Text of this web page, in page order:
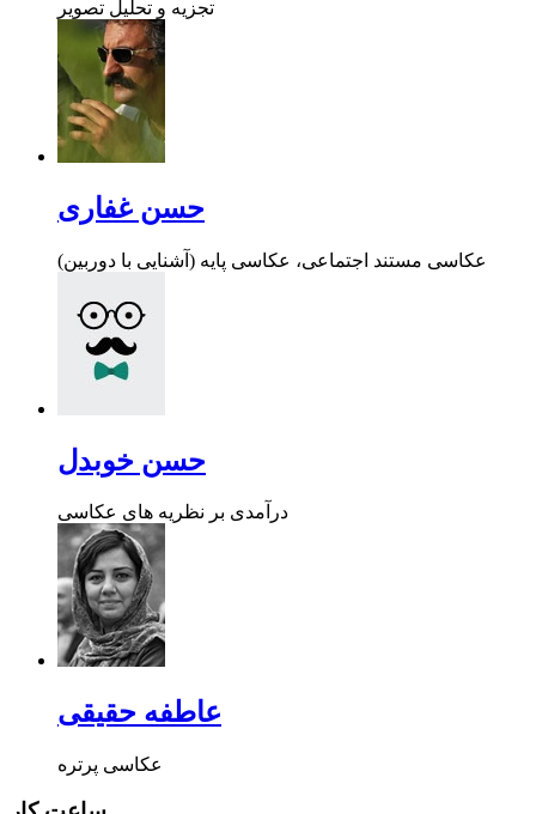
تجزیه و تحلیل تصویر
حسن غفاری
عکاسی مستند اجتماعی، عکاسی پایه (آشنایی با دوربین)
حسن خوبدل
درآمدی بر نظریه های عکاسی
عاطفه حقیقی
عکاسی پرتره